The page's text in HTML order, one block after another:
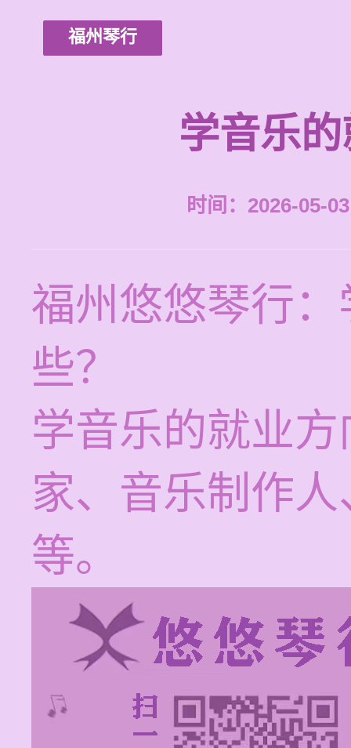
福州琴行
学音乐
时间：2026-05-
福州悠悠琴行
些？
学音乐的就业
家、音乐制作
等。